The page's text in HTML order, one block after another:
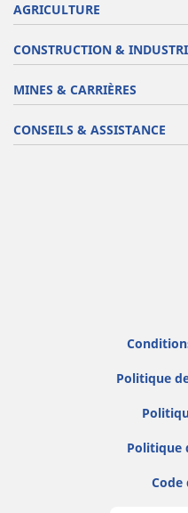
AGRICULTURE
CONSTRUCTION &
MINES & CARRIÈRES
CONSEILS & ASSISTANCE
Politique
Politique